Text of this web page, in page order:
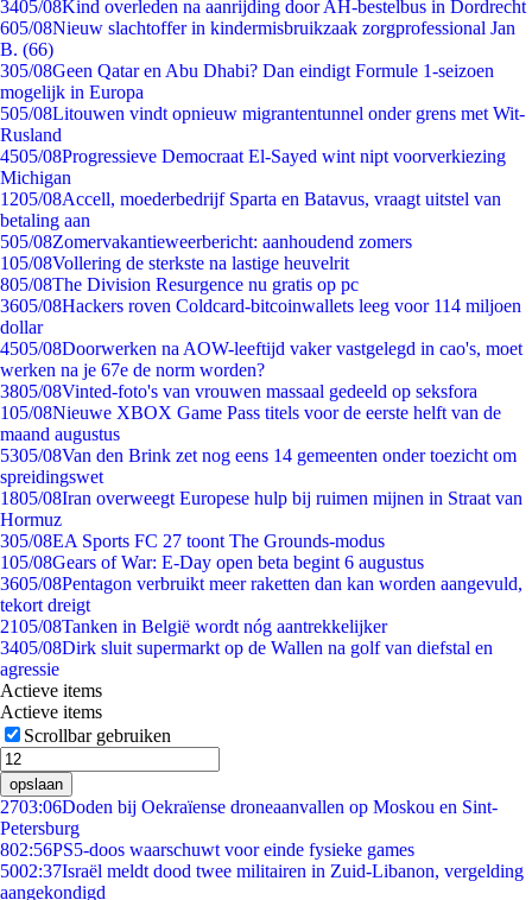
3405/08Kind overleden na aanrijding door AH-bestelbus in Dordrecht
605/08Nieuw slachtoffer in kindermisbruikzaak zorgprofessional Jan
B. (66)
305/08Geen Qatar en Abu Dhabi? Dan eindigt Formule 1-seizoen
mogelijk in Europa
505/08Litouwen vindt opnieuw migrantentunnel onder grens met Wit-
Rusland
4505/08Progressieve Democraat El-Sayed wint nipt voorverkiezing
Michigan
1205/08Accell, moederbedrijf Sparta en Batavus, vraagt uitstel van
betaling aan
505/08Zomervakantieweerbericht: aanhoudend zomers
105/08Vollering de sterkste na lastige heuvelrit
805/08The Division Resurgence nu gratis op pc
3605/08Hackers roven Coldcard-bitcoinwallets leeg voor 114 miljoen
dollar
4505/08Doorwerken na AOW-leeftijd vaker vastgelegd in cao's, moet
werken na je 67e de norm worden?
3805/08Vinted-foto's van vrouwen massaal gedeeld op seksfora
105/08Nieuwe XBOX Game Pass titels voor de eerste helft van de
maand augustus
5305/08Van den Brink zet nog eens 14 gemeenten onder toezicht om
spreidingswet
1805/08Iran overweegt Europese hulp bij ruimen mijnen in Straat van
Hormuz
305/08EA Sports FC 27 toont The Grounds-modus
105/08Gears of War: E-Day open beta begint 6 augustus
3605/08Pentagon verbruikt meer raketten dan kan worden aangevuld,
tekort dreigt
2105/08Tanken in België wordt nóg aantrekkelijker
3405/08Dirk sluit supermarkt op de Wallen na golf van diefstal en
agressie
Actieve items
Actieve items
Scrollbar gebruiken
opslaan
2703:06Doden bij Oekraïense droneaanvallen op Moskou en Sint-
Petersburg
802:56PS5-doos waarschuwt voor einde fysieke games
5002:37Israël meldt dood twee militairen in Zuid-Libanon, vergelding
aangekondigd